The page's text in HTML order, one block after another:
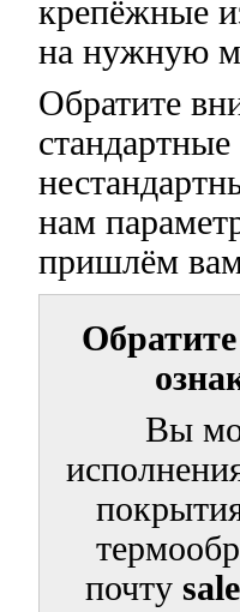
крепёжные
на нужную
Обратите
нам
пришлём
Вы
почту